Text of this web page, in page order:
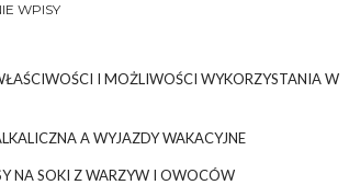
WPISY
I MOŻLIWOŚCI WYKORZYSTANIA W
A WYJAZDY WAKACYJNE
NA SOKI Z WARZYW I OWOCÓW